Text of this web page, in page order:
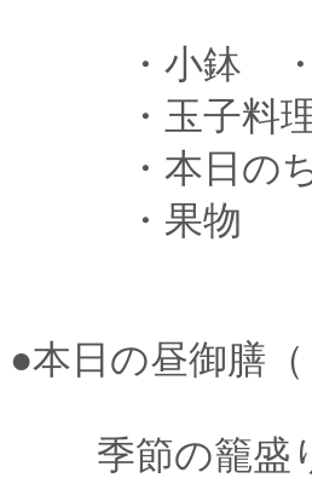
・小鉢 ・海
・玉子料理
・本日のち
・果物
●本日の昼御膳
季節の籠盛